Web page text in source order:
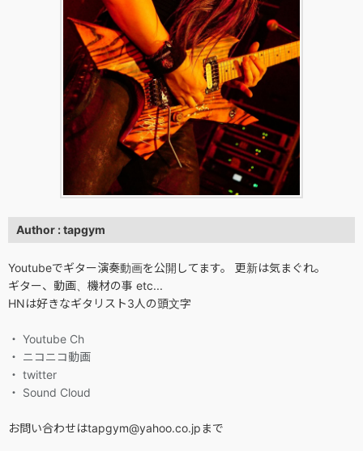
Author : tapgym
Youtubeでギター演奏動画を公開してます。 更新は気まぐれ。
ギター、動画、機材の事 etc...
HNは好きなギタリスト3人の頭文字
・ Youtube Ch
・ ニコニコ動画
・ twitter
・ Sound Cloud
お問い合わせはtapgym@yahoo.co.jpまで